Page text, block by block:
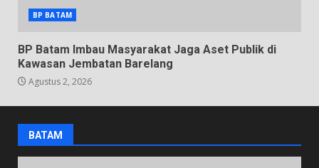
BP BATAM
BP Batam Imbau Masyarakat Jaga Aset Publik di
Kawasan Jembatan Barelang
Agustus 2, 2026
BATAM